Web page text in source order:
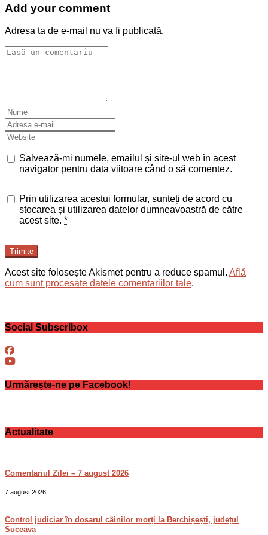
Add your comment
Adresa ta de e-mail nu va fi publicată.
Salvează-mi numele, emailul și site-ul web în acest
navigator pentru data viitoare când o să comentez.
Prin utilizarea acestui formular, sunteți de acord cu
stocarea și utilizarea datelor dumneavoastră de către
acest site. *
Trimite
Acest site folosește Akismet pentru a reduce spamul. Află
cum sunt procesate datele comentariilor tale.
Social Subscribox
Urmărește-ne pe Facebook!
Actualitate
Comentariul Zilei – 7 august 2026
7 august 2026
Control judiciar în dosarul câinilor morți la Berchișești, județul
Suceava